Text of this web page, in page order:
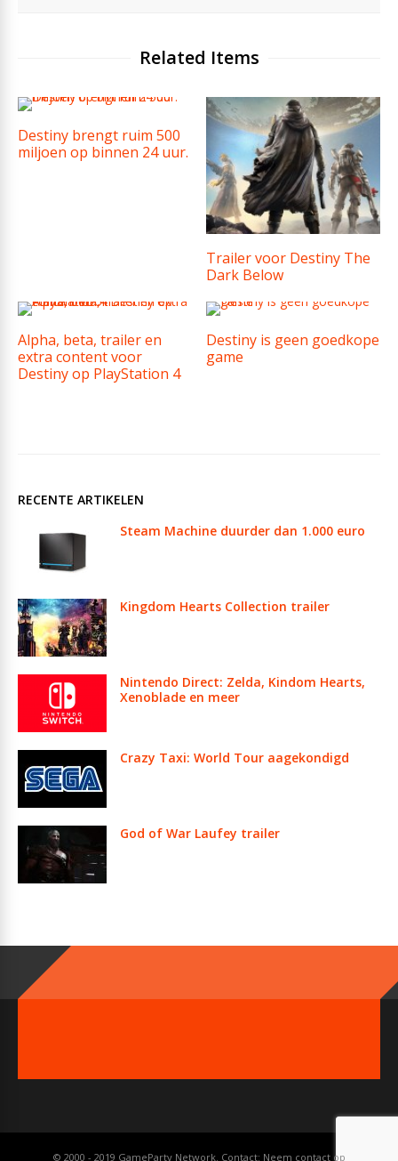
Related Items
Destiny brengt ruim 500
miljoen op binnen 24 uur.
Trailer voor Destiny The
Dark Below
Alpha, beta, trailer en
extra content voor
Destiny op PlayStation 4
Destiny is geen goedkope
game
RECENTE ARTIKELEN
Steam Machine duurder dan 1.000 euro
Kingdom Hearts Collection trailer
Nintendo Direct: Zelda, Kindom Hearts,
Xenoblade en meer
Crazy Taxi: World Tour aagekondigd
God of War Laufey trailer
© 2000 - 2019 GameParty Network. Contact: Neem contact op